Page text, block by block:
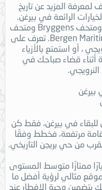
لمعرفة المزيد عن تاريخ
الرائعة في بيرغن.
ويشمل ذلك متحف Hanseatic ومتحف Bryggens ومتحف
Bergen Kunsthall ومتحف Bergen Maritime. تعرف على
، أو استمتع بالأزياء
أثناء قضاء صباحك في
بيرغن
في بيرغن، فقط كن
مرتفعة، فخطط وفقًا
من حي بريجن التاريخي.
ممتازًا متوسط ​​المستوى
مثالي لرؤية أفضل ما
بتضمين وجبة الإفطار عند